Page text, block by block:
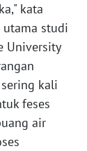
kata
utama studi
University
kali
feses
air